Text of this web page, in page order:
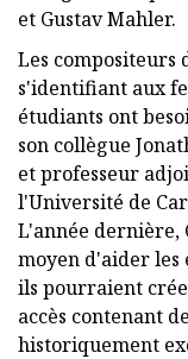
et Gustav Mahler.
Les compositeurs
s'identifiant aux
étudiants ont
son collègue
et professeur
l'Université de
L'année dernière,
moyen d'aider les
ils pourraient
accès contenant
historiquement